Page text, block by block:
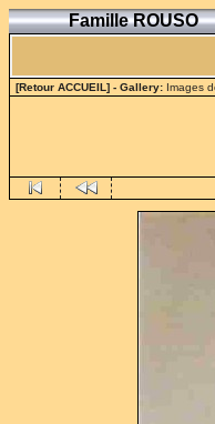
Famille ROUSO
[Retour ACCUEIL] - Gallery: Images